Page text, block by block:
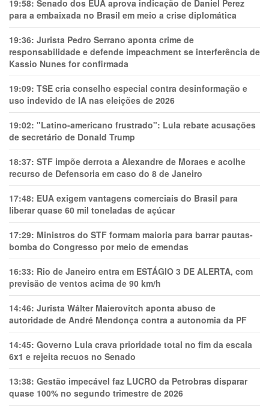
19:58: Senado dos EUA aprova indicação de Daniel Perez
para a embaixada no Brasil em meio a crise diplomática
19:36: Jurista Pedro Serrano aponta crime de
responsabilidade e defende impeachment se interferência de
Kassio Nunes for confirmada
19:09: TSE cria conselho especial contra desinformação e
uso indevido de IA nas eleições de 2026
19:02: "Latino-americano frustrado": Lula rebate acusações
de secretário de Donald Trump
18:37: STF impõe derrota a Alexandre de Moraes e acolhe
recurso de Defensoria em caso do 8 de Janeiro
17:48: EUA exigem vantagens comerciais do Brasil para
liberar quase 60 mil toneladas de açúcar
17:29: Ministros do STF formam maioria para barrar pautas-
bomba do Congresso por meio de emendas
16:33: Rio de Janeiro entra em ESTÁGIO 3 DE ALERTA, com
previsão de ventos acima de 90 km/h
14:46: Jurista Wálter Maierovitch aponta abuso de
autoridade de André Mendonça contra a autonomia da PF
14:45: Governo Lula crava prioridade total no fim da escala
6x1 e rejeita recuos no Senado
13:38: Gestão impecável faz LUCRO da Petrobras disparar
quase 100% no segundo trimestre de 2026